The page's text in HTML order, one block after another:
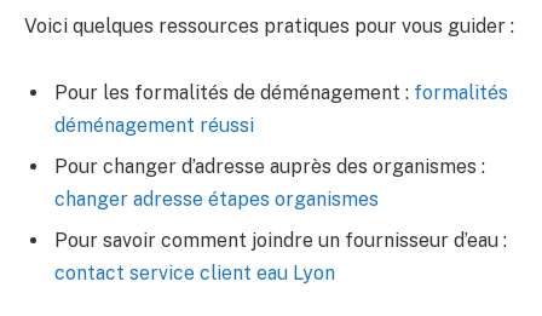
Voici quelques ressources pratiques pour vous guider :
Pour les formalités de déménagement : formalités
déménagement réussi
Pour changer d’adresse auprès des organismes :
changer adresse étapes organismes
Pour savoir comment joindre un fournisseur d’eau :
contact service client eau Lyon